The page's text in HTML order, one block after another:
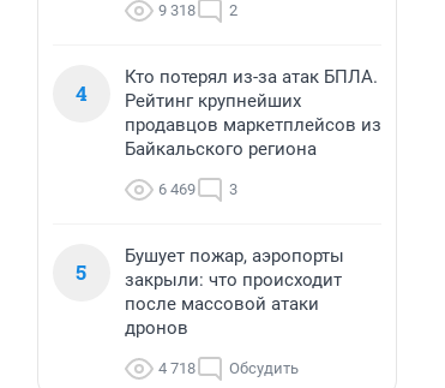
9 318 2
4
Кто потерял из-за атак БПЛА.
Рейтинг крупнейших
продавцов маркетплейсов из
Байкальского региона
6 469 3
5
Бушует пожар, аэропорты
закрыли: что происходит
после массовой атаки
дронов
4 718 Обсудить